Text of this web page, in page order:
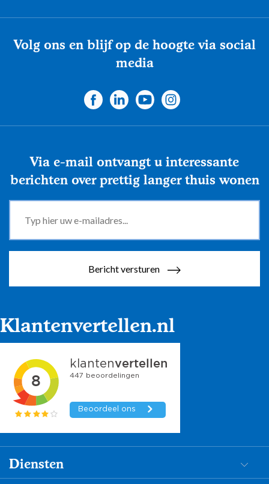
Volg ons en blijf op de hoogte via social
media
Via e-mail ontvangt u interessante
berichten over prettig langer thuis wonen
Bericht versturen
Klantenvertellen.nl
Diensten